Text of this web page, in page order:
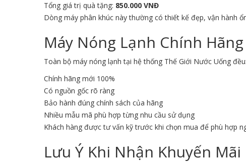
Tổng giá trị quà tặng: 850.000 VNĐ
Dòng máy phân khúc này thường có thiết kế đẹp, vận hành
Máy Nóng Lạnh Chính
Toàn bộ máy nóng lạnh tại hệ thống Thế Giới Nước Uống đều:
Chính hãng mới 100%
Có nguồn gốc rõ ràng
Bảo hành đúng chính sách của hãng
Nhiều mẫu mã phù hợp từng nhu cầu sử dụng
Khách hàng được tư vấn kỹ trước khi chọn mua để phù hợp
Lưu Ý Khi Nhận Khuyến